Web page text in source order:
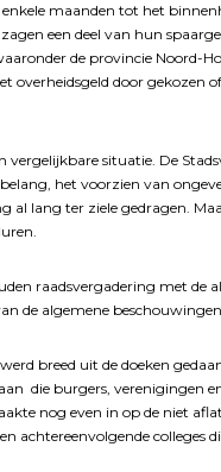
enkele maanden tot het
zagen een deel van hun
de provincie Noord-
overheidsgeld door gekozen
vergelijkbare situatie. De
het voorzien van
al lang ter ziele gedragen.
raadsvergadering met
de algemene
breed uit de doeken
die burgers, verenigingen
nog even in op de niet
achtereenvolgende colleges